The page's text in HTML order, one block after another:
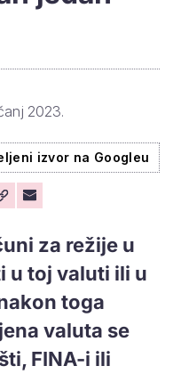
2023.
izvor na Googleu
za režije u
u toj valuti ili u
toga
valuta se
FINA-i ili